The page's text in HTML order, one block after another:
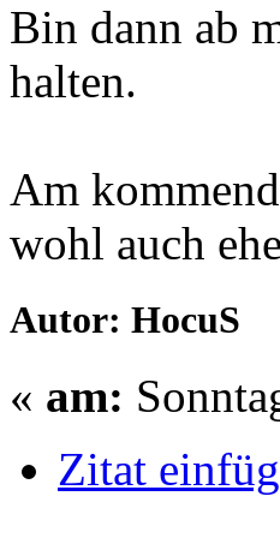
Bin dann ab
halten.
Am
wohl auch
Autor: HocuS
« am:
Zitat